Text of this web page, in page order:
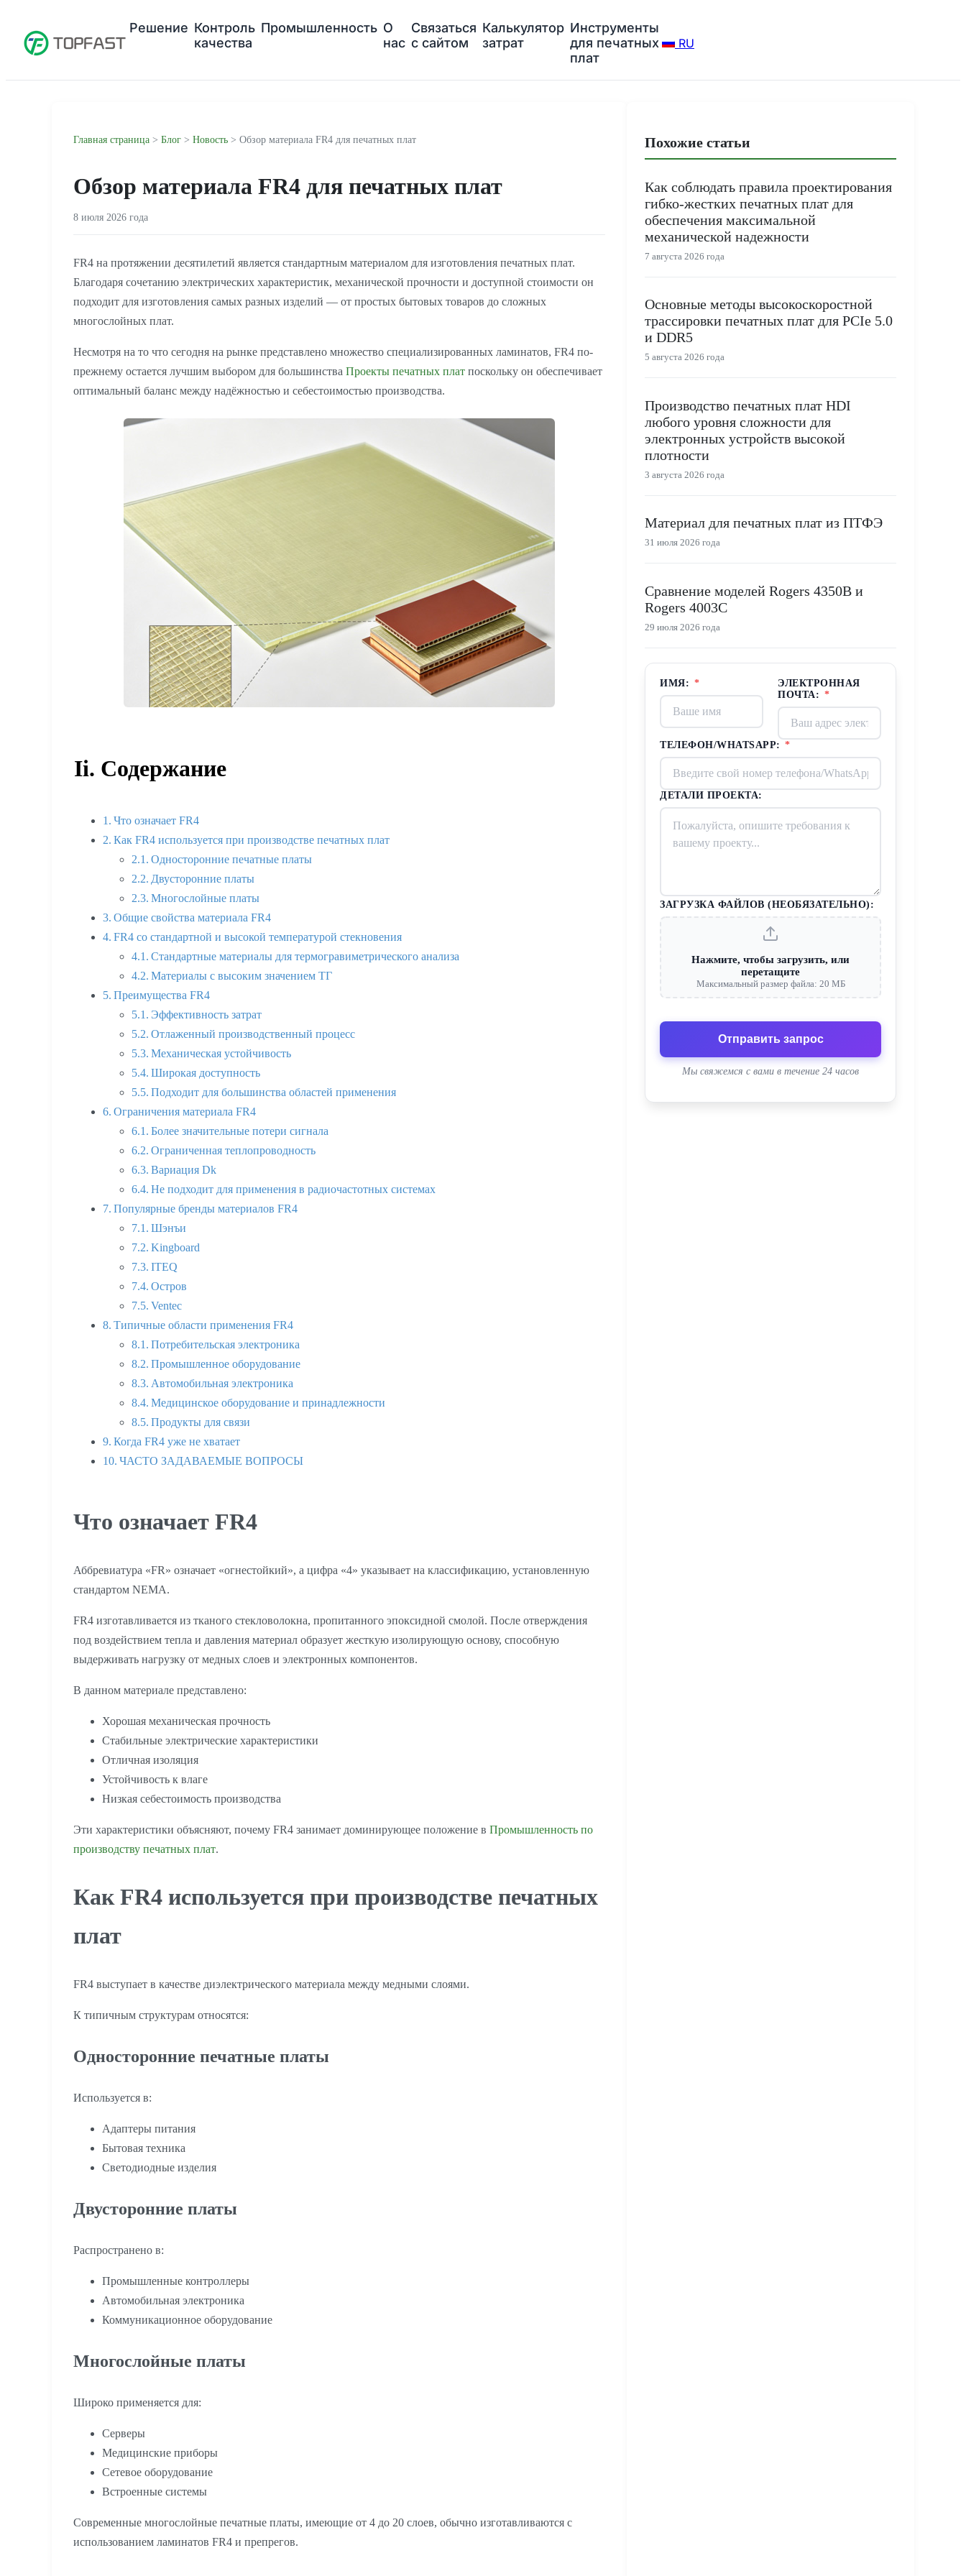
Решение Контроль
качества
Промышленность О
нас
Связаться
с сайтом
Калькулятор
затрат
Инструменты
для печатных
плат
RU
Главная страница > Блог > Новость > Обзор материала FR4 для печатных плат
Обзор материала FR4 для печатных плат
8 июля 2026 года
FR4 на протяжении десятилетий является стандартным материалом для изготовления печатных плат.
Благодаря сочетанию электрических характеристик, механической прочности и доступной стоимости он
подходит для изготовления самых разных изделий — от простых бытовых товаров до сложных
многослойных плат.
Несмотря на то что сегодня на рынке представлено множество специализированных ламинатов, FR4 по-
прежнему остается лучшим выбором для большинства Проекты печатных плат поскольку он обеспечивает
оптимальный баланс между надёжностью и себестоимостью производства.
Ii. Содержание
Что означает FR4
Как FR4 используется при производстве печатных плат
Односторонние печатные платы
Двусторонние платы
Многослойные платы
Общие свойства материала FR4
FR4 со стандартной и высокой температурой стекновения
Стандартные материалы для термогравиметрического анализа
Материалы с высоким значением ТГ
Преимущества FR4
Эффективность затрат
Отлаженный производственный процесс
Механическая устойчивость
Широкая доступность
Подходит для большинства областей применения
Ограничения материала FR4
Более значительные потери сигнала
Ограниченная теплопроводность
Вариация Dk
Не подходит для применения в радиочастотных системах
Популярные бренды материалов FR4
Шэнъи
Kingboard
ITEQ
Остров
Ventec
Типичные области применения FR4
Потребительская электроника
Промышленное оборудование
Автомобильная электроника
Медицинское оборудование и принадлежности
Продукты для связи
Когда FR4 уже не хватает
ЧАСТО ЗАДАВАЕМЫЕ ВОПРОСЫ
Что означает FR4
Аббревиатура «FR» означает «огнестойкий», а цифра «4» указывает на классификацию, установленную
стандартом NEMA.
FR4 изготавливается из тканого стекловолокна, пропитанного эпоксидной смолой. После отверждения
под воздействием тепла и давления материал образует жесткую изолирующую основу, способную
выдерживать нагрузку от медных слоев и электронных компонентов.
В данном материале представлено:
Хорошая механическая прочность
Стабильные электрические характеристики
Отличная изоляция
Устойчивость к влаге
Низкая себестоимость производства
Эти характеристики объясняют, почему FR4 занимает доминирующее положение в Промышленность по
производству печатных плат.
Как FR4 используется при производстве печатных
плат
FR4 выступает в качестве диэлектрического материала между медными слоями.
К типичным структурам относятся:
Односторонние печатные платы
Используется в:
Адаптеры питания
Бытовая техника
Светодиодные изделия
Двусторонние платы
Распространено в:
Промышленные контроллеры
Автомобильная электроника
Коммуникационное оборудование
Многослойные платы
Широко применяется для:
Серверы
Медицинские приборы
Сетевое оборудование
Встроенные системы
Современные многослойные печатные платы, имеющие от 4 до 20 слоев, обычно изготавливаются с
использованием ламинатов FR4 и препрегов.
Похожие статьи
Как соблюдать правила проектирования
гибко-жестких печатных плат для
обеспечения максимальной
механической надежности
7 августа 2026 года
Основные методы высокоскоростной
трассировки печатных плат для PCIe 5.0
и DDR5
5 августа 2026 года
Производство печатных плат HDI
любого уровня сложности для
электронных устройств высокой
плотности
3 августа 2026 года
Материал для печатных плат из ПТФЭ
31 июля 2026 года
Сравнение моделей Rogers 4350B и
Rogers 4003C
29 июля 2026 года
ИМЯ: *
ЭЛЕКТРОННАЯ
ПОЧТА: *
ТЕЛЕФОН/WHATSAPP: *
ДЕТАЛИ ПРОЕКТА:
ЗАГРУЗКА ФАЙЛОВ (НЕОБЯЗАТЕЛЬНО):
Нажмите, чтобы загрузить, или
перетащите
Максимальный размер файла: 20 МБ
Отправить запрос
Мы свяжемся с вами в течение 24 часов